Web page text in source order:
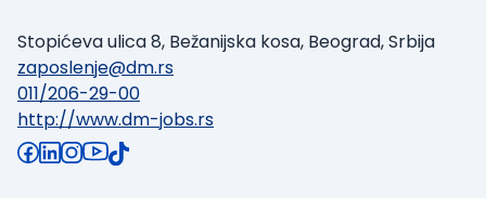
Stopićeva ulica 8, Bežanijska kosa, Beograd, Srbija
zaposlenje@dm.rs
011/206-29-00
http://www.dm-jobs.rs